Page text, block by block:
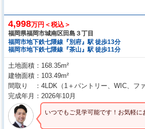
4,998万円＜税込＞
福岡県福岡市城南区田島３丁目
福岡市地下鉄七隈線『別府』駅 徒歩13分
福岡市地下鉄七隈線『茶山』駅 徒歩11分
土地面積
168.35m²
建物面積
103.49m²
間取り
4LDK （1＋パントリー、WIC、フ
完成年月
2026年10月
いつでもご見学可能です！お気軽に